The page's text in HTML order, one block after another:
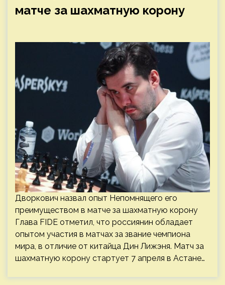
матче за шахматную корону
Дворкович назвал опыт Непомнящего его
преимуществом в матче за шахматную корону
Глава FIDE отметил, что россиянин обладает
опытом участия в матчах за звание чемпиона
мира, в отличие от китайца Дин Лижэня. Матч за
шахматную корону стартует 7 апреля в Астане…